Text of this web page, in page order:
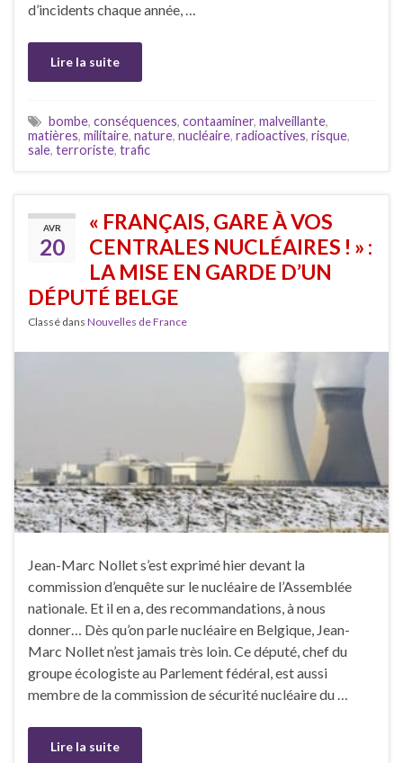
d’incidents chaque année, …
Lire la suite
bombe, conséquences, contaaminer, malveillante,
matières, militaire, nature, nucléaire, radioactives, risque,
sale, terroriste, trafic
AVR
20
« FRANÇAIS, GARE À VOS
CENTRALES NUCLÉAIRES ! » :
LA MISE EN GARDE D’UN
DÉPUTÉ BELGE
Classé dans Nouvelles de France
Jean-Marc Nollet s’est exprimé hier devant la
commission d’enquête sur le nucléaire de l’Assemblée
nationale. Et il en a, des recommandations, à nous
donner… Dès qu’on parle nucléaire en Belgique, Jean-
Marc Nollet n’est jamais très loin. Ce député, chef du
groupe écologiste au Parlement fédéral, est aussi
membre de la commission de sécurité nucléaire du …
Lire la suite